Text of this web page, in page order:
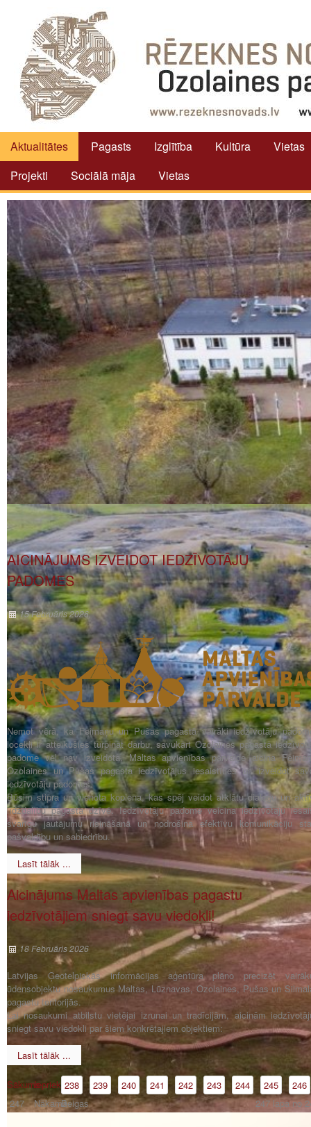
Aktualitātes Pagasts Izglītība Kultūra
Vietas
Projekti
Sociālā māja Vietas
AICINĀJUMS IZVEIDOT IEDZĪVOTĀJU
PADOMES
15 Februāris 2026
Ņemot vērā, ka Feimaņu un Pušas pagastā vairāki iedzīvotāju
locekļi ir atteikušies turpināt darbu, savukārt Ozolaines pagastā
padome vēl nav izveidota, Maltas apvienības pārvalde aicina
Ozolaines un Pušas pagasta iedzīvotājus iesaistīties un izveidot
iedzīvotāju padomes.
Būsim stipra un vienota kopiena, kas spēj veidot atklātu dialogu un
līdzdalību pagasta dzīvē. Iedzīvotāju padome veicina iedzīvotāju
svarīgu jautājumu risināšanā un nodrošina efektīvu komunikāciju
pašvaldību un sabiedrību.
Lasīt tālāk ...
Aicinājums Maltas apvienības pagastu
iedzīvotājiem sniegt savu viedokli!
18 Februāris 2026
Latvijas Ģeotelpiskās informācijas aģentūra plāno precizēt
ūdensobjektu nosaukumus Maltas, Lūznavas, Ozolaines, Pušas un
pagastu teritorijās.
Lai nosaukumi atbilstu vietējai izrunai un tradīcijām, aicinām
sniegt savu viedokli par šiem konkrētajiem objektiem:
Lasīt tālāk ...
SākumsIepriekšējā
238 239 240 241 242 243 244 245
246
247
NākamāBeigas 247 lapa no